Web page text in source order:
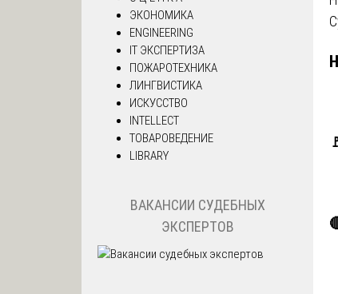
ЭКОНОМИКА
ENGINEERING
IT ЭКСПЕРТИЗА
ПОЖАРОТЕХНИКА
ЛИНГВИСТИКА
ИСКУССТВО
INTELLECT
ТОВАРОВЕДЕНИЕ
LIBRARY
ВАКАНСИИ СУДЕБНЫХ
ЭКСПЕРТОВ